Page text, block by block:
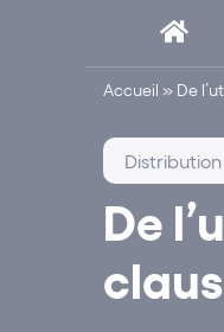
Accueil » De
De
Distribution